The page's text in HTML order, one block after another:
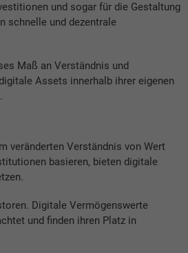
und sogar für die Gestaltung
schnelle und dezentrale
Maß an Verständnis und
Assets innerhalb ihrer eigenen
veränderten Verständnis von Wert
basieren, bieten digitale
Digitale Vermögenswerte
und finden ihren Platz in